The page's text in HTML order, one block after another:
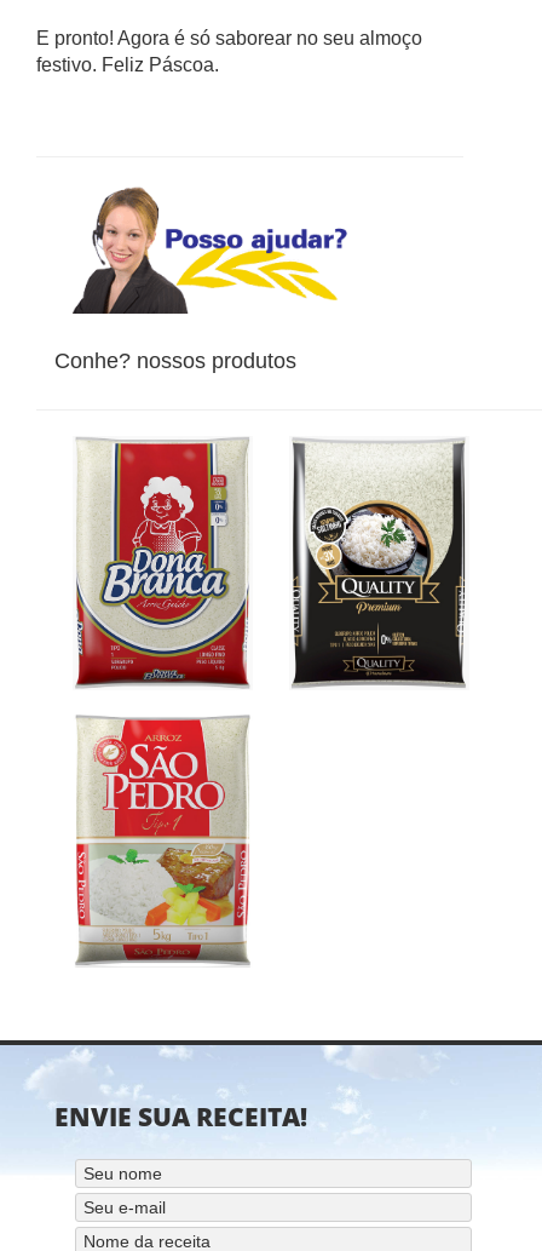
E pronto! Agora é só saborear no seu almoço
festivo. Feliz Páscoa.
Conhe? nossos produtos
ENVIE SUA RECEITA!